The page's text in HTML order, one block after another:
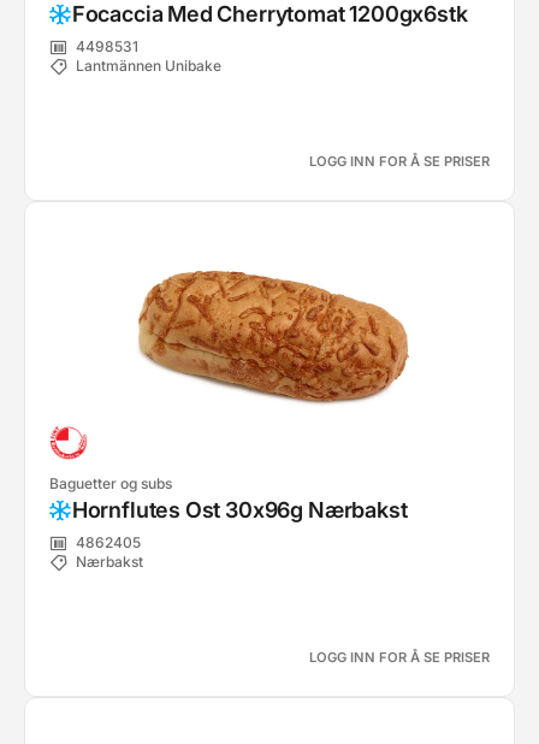
Focaccia Med Cherrytomat 1200gx6stk
4498531
Lantmännen Unibake
LOGG INN FOR Å SE PRISER
Baguetter og subs
Hornflutes Ost 30x96g Nærbakst
4862405
Nærbakst
LOGG INN FOR Å SE PRISER